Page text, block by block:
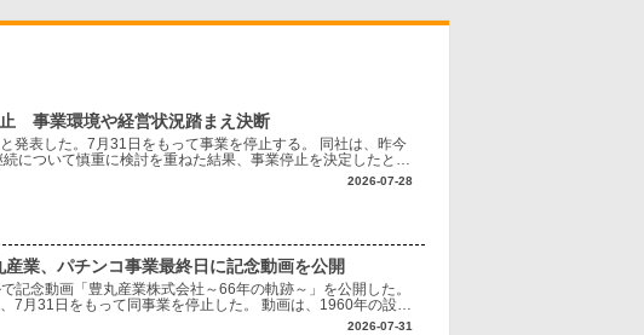
事業環境や経営状況踏まえ決断
発表した。7月31日をもって事業を停止する。 同社は、昨今
について慎重に検討を重ねた結果、事業停止を決定したとし
をできる限り最小限にとどめられるよう、最後まで対応に努
2026-07-28
業、パチンコ事業最終日に記念動画を公開
記念動画「豊丸産業株式会社～66年の軌跡～」を公開した。
7月31日をもって同事業を停止した。 動画は、1960年の設立
2026-07-31